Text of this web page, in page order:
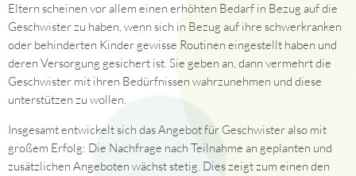
Eltern scheinen vor allem einen erhöhten Bedarf in Bezug auf die
Geschwister zu haben, wenn sich in Bezug auf ihre schwerkranken
oder behinderten Kinder gewisse Routinen eingestellt haben und
deren Versorgung gesichert ist. Sie geben an, dann vermehrt die
Geschwister mit ihren Bedürfnissen wahrzunehmen und diese
unterstützen zu wollen.
Insgesamt entwickelt sich das Angebot für Geschwister also mit
großem Erfolg: Die Nachfrage nach Teilnahme an geplanten und
zusätzlichen Angeboten wächst stetig. Dies zeigt zum einen den